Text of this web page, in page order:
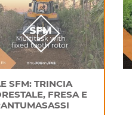
SFM: TRINCIA
FRESA E